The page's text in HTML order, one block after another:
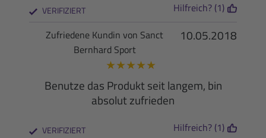
VERIFIZIERT Hilfreich? (1)
10.05.2018
Zufriedene Kundin von Sanct
Bernhard Sport
★★★★★
Benutze das Produkt seit langem, bin
absolut zufrieden
VERIFIZIERT Hilfreich? (1)